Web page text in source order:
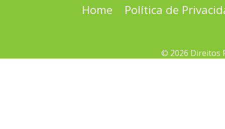
Home Política de
© 2026 Direitos